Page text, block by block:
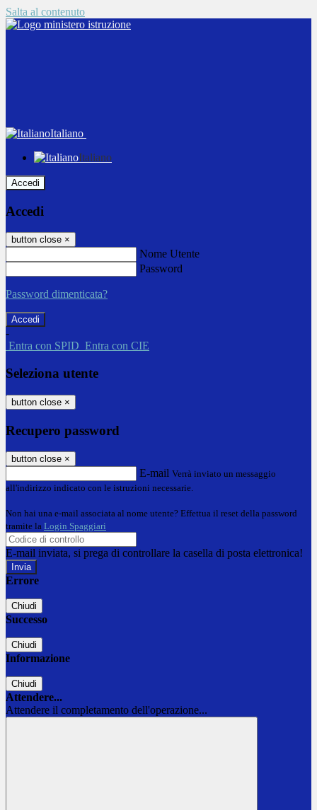
Salta al contenuto
Italiano
Italiano
Accedi
Accedi
button close ×
Nome Utente
Password
Password dimenticata?
-
Entra con SPID Entra con CIE
Seleziona utente
button close ×
Recupero password
button close ×
E-mail Verrà inviato un messaggio
all'indirizzo indicato con le istruzioni necessarie.
Non hai una e-mail associata al nome utente? Effettua il reset della password
tramite la Login Spaggiari
E-mail inviata, si prega di controllare la casella di posta elettronica!
Errore
Chiudi
Successo
Chiudi
Informazione
Chiudi
Attendere...
Attendere il completamento dell'operazione...